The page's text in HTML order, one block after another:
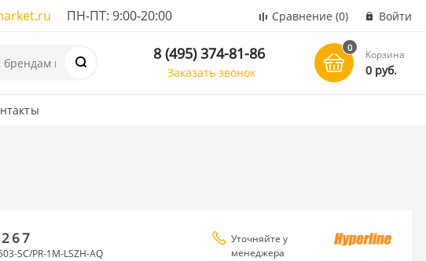
ПН-ПТ: 9:00-20:00 Сравнение (0) Войти
8 (495) 374-81-86
Заказать звонок
0
Корзина
0 руб.
SC/PR-1M-LSZH-AQ
Уточняйте у
менеджера